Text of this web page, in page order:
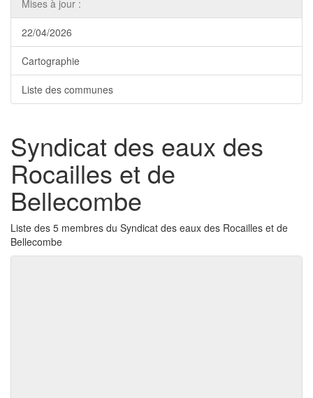
Mises à jour :
22/04/2026
Cartographie
Liste des communes
Syndicat des eaux des
Rocailles et de
Bellecombe
Liste des 5 membres du Syndicat des eaux des Rocailles et de
Bellecombe